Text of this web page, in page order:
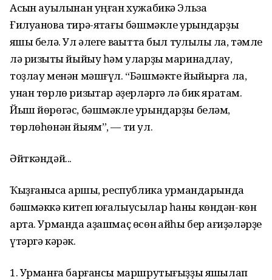
Асҡын ауылынан уңған хужабикә Эльза
Ғилуанова тирә-яҡтағы бәшмәкле урындарҙы
яҡшы белә. Ул әлеге ваҡытта был туҡлыҡлы ла, тәмле
лә ризыҡты йыйыу һәм уларҙы маринадлау,
тоҙлау менән мәшғүл. “Бәшмәкте йыйырға ла,
унан төрлө ризыҡтар әҙерләргә лә бик яратам.
Йыш йөрөгәс, бәшмәкле урындарҙы беләм,
төрлөһөнән йыям”, — ти ул.
Әйткәндәй...
Ҡыҙғанысҡа ҡаршы, республика урмандарында
бәшмәккә китеп юғалыусылар һаны көндән-көн
арта. Урманда аҙашмаҫ өсөн ҡайһы бер ҡағиҙәләрҙе
үтәргә кәрәк.
1. Урманға барғансы маршрутығыҙҙы яҡшылап